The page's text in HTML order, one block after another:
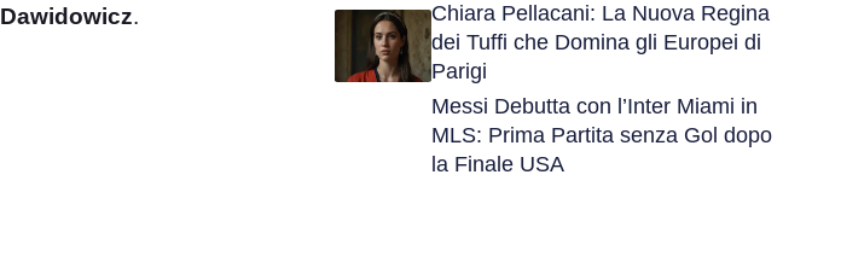
Dawidowicz.
Chiara Pellacani: La Nuova Regina
dei Tuffi che Domina gli Europei di
Parigi
Messi Debutta con l’Inter Miami in
MLS: Prima Partita senza Gol dopo
la Finale USA